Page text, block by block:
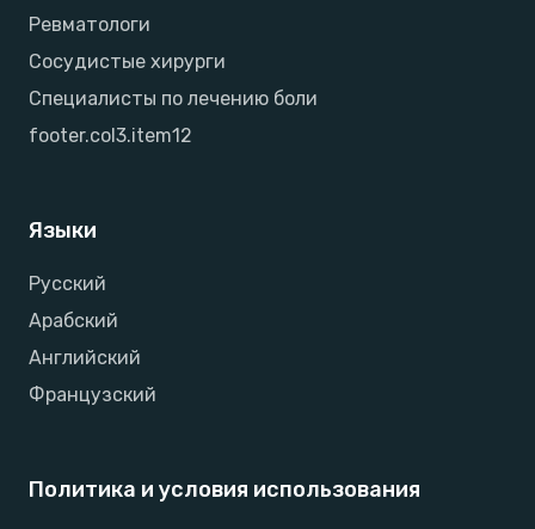
Ревматологи
Сосудистые хирурги
Специалисты по лечению боли
footer.col3.item12
Языки
Русский
Арабский
Английский
Французский
Политика и условия использования